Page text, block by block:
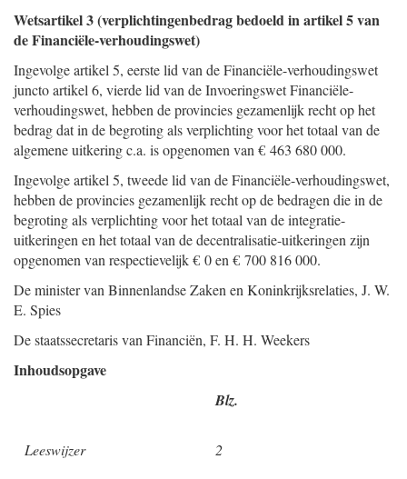
Wetsartikel 3 (verplichtingenbedrag bedoeld in artikel 5 van
de Financiële-verhoudingswet)
Ingevolge artikel 5, eerste lid van de Financiële-verhoudingswet
juncto artikel 6, vierde lid van de Invoeringswet Financiële-
verhoudingswet, hebben de provincies gezamenlijk recht op het
bedrag dat in de begroting als verplichting voor het totaal van de
algemene uitkering c.a. is opgenomen van € 463 680 000.
Ingevolge artikel 5, tweede lid van de Financiële-verhoudingswet,
hebben de provincies gezamenlijk recht op de bedragen die in de
begroting als verplichting voor het totaal van de integratie-
uitkeringen en het totaal van de decentralisatie-uitkeringen zijn
opgenomen van respectievelijk € 0 en € 700 816 000.
De minister van Binnenlandse Zaken en Koninkrijksrelaties, J. W.
E. Spies
De staatssecretaris van Financiën, F. H. H. Weekers
Inhoudsopgave
Blz.
Leeswijzer 2